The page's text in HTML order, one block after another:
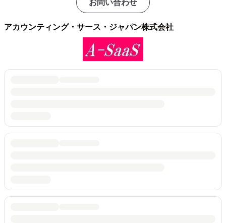
お問い合わせ
アカウンティング・サース・ジャパン株式会社